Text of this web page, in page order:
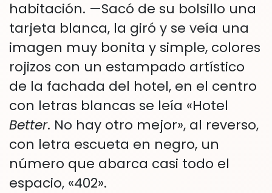
habitación. —Sacó de su bolsillo una
tarjeta blanca, la giró y se veía una
imagen muy bonita y simple, colores
rojizos con un estampado artístico
de la fachada del hotel, en el centro
con letras blancas se leía «Hotel
Better. No hay otro mejor», al reverso,
con letra escueta en negro, un
número que abarca casi todo el
espacio, «402».